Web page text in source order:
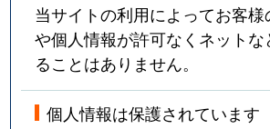
当サイトの利用によってお客
や個人情報が許可なくネット
ることはありません。
個人情報は保護されています